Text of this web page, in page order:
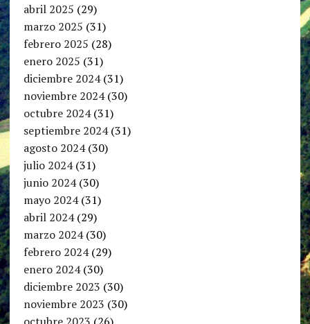
abril 2025 (29)
marzo 2025 (31)
febrero 2025 (28)
enero 2025 (31)
diciembre 2024(31)
noviembre 2024(30)
octubre 2024(31)
septiembre 2024(31)
agosto 2024(30)
julio 2024(31)
junio 2024(30)
mayo 2024(31)
abril 2024(29)
marzo 2024(30)
febrero 2024(29)
enero 2024(30)
diciembre 2023 (30)
noviembre 2023 (30)